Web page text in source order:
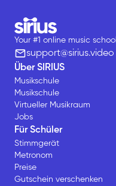
Your #1 online music school
support@sirius.video
Über SIRIUS
Musikschule
Musikschule
Virtueller Musikraum
Jobs
Für Schüler
Stimmgerät
Metronom
Preise
Gutschein verschenken